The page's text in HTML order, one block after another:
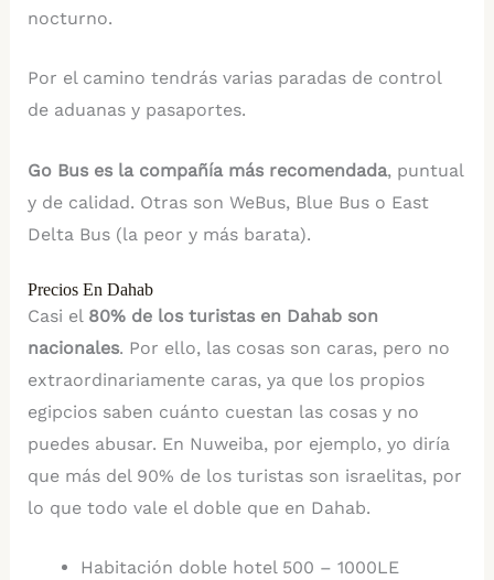
nocturno.
Por el camino tendrás varias paradas de control
de aduanas y pasaportes.
Go Bus es la compañía más recomendada, puntual
y de calidad. Otras son WeBus, Blue Bus o East
Delta Bus (la peor y más barata).
Precios En Dahab
Casi el 80% de los turistas en Dahab son
nacionales. Por ello, las cosas son caras, pero no
extraordinariamente caras, ya que los propios
egipcios saben cuánto cuestan las cosas y no
puedes abusar. En Nuweiba, por ejemplo, yo diría
que más del 90% de los turistas son israelitas, por
lo que todo vale el doble que en Dahab.
Habitación doble hotel 500 – 1000LE